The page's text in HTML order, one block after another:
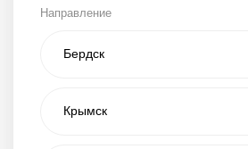
Направление